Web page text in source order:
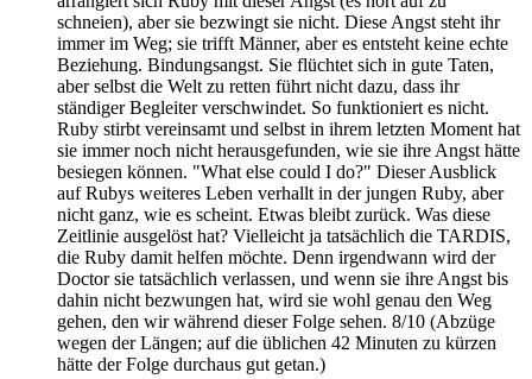
schneien), aber sie bezwingt sie nicht. Diese Angst steht ihr
immer im Weg; sie trifft Männer, aber es entsteht keine echte
Beziehung. Bindungsangst. Sie flüchtet sich in gute Taten,
aber selbst die Welt zu retten führt nicht dazu, dass ihr
ständiger Begleiter verschwindet. So funktioniert es nicht.
Ruby stirbt vereinsamt und selbst in ihrem letzten Moment hat
sie immer noch nicht herausgefunden, wie sie ihre Angst hätte
besiegen können. "What else could I do?" Dieser Ausblick
auf Rubys weiteres Leben verhallt in der jungen Ruby, aber
nicht ganz, wie es scheint. Etwas bleibt zurück. Was diese
Zeitlinie ausgelöst hat? Vielleicht ja tatsächlich die TARDIS,
die Ruby damit helfen möchte. Denn irgendwann wird der
Doctor sie tatsächlich verlassen, und wenn sie ihre Angst bis
dahin nicht bezwungen hat, wird sie wohl genau den Weg
gehen, den wir während dieser Folge sehen. 8/10 (Abzüge
wegen der Längen; auf die üblichen 42 Minuten zu kürzen
hätte der Folge durchaus gut getan.)